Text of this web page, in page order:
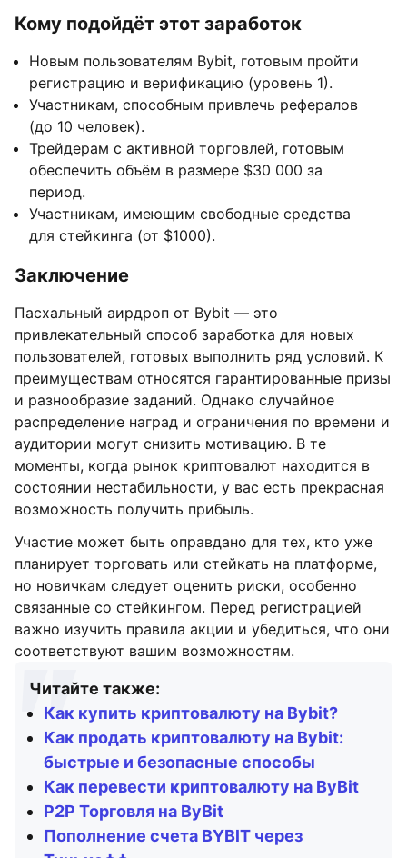
Кому подойдёт этот заработок
Новым пользователям Bybit, готовым пройти
регистрацию и верификацию (уровень 1).
Участникам, способным привлечь рефералов
(до 10 человек).
Трейдерам с активной торговлей, готовым
обеспечить объём в размере $30 000 за
период.
Участникам, имеющим свободные средства
для стейкинга (от $1000).
Заключение
Пасхальный аирдроп от Bybit — это
привлекательный способ заработка для новых
пользователей, готовых выполнить ряд условий. К
преимуществам относятся гарантированные призы
и разнообразие заданий. Однако случайное
распределение наград и ограничения по времени и
аудитории могут снизить мотивацию. В те
моменты, когда рынок криптовалют находится в
состоянии нестабильности, у вас есть прекрасная
возможность получить прибыль.
Участие может быть оправдано для тех, кто уже
планирует торговать или стейкать на платформе,
но новичкам следует оценить риски, особенно
связанные со стейкингом. Перед регистрацией
важно изучить правила акции и убедиться, что они
соответствуют вашим возможностям.
Читайте также:
Как купить криптовалюту на Bybit?
Как продать криптовалюту на Bybit:
быстрые и безопасные способы
Как перевести криптовалюту на ByBit
P2P Торговля на ByBit
Пополнение счета BYBlT через